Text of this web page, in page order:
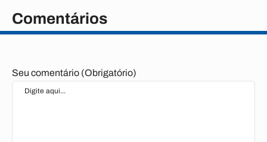
Comentários
Seu comentário (Obrigatório)